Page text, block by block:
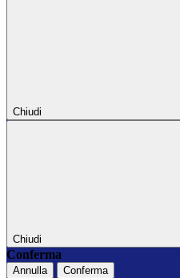
Chiudi
Chiudi
Conferma
Annulla Conferma